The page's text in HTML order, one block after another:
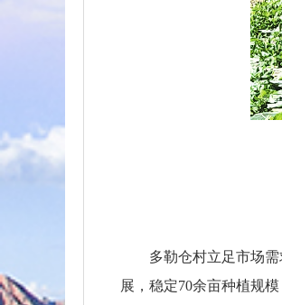
多勒仓村立足市场
展，稳定70余亩种植规